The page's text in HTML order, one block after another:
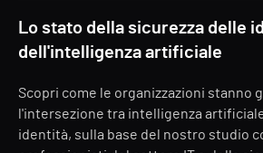
Lo stato della sicurezza delle
dell'intelligenza artificiale
Scopri come le organizzazioni stanno
l'intersezione tra intelligenza
identità, sulla base del nostro studio